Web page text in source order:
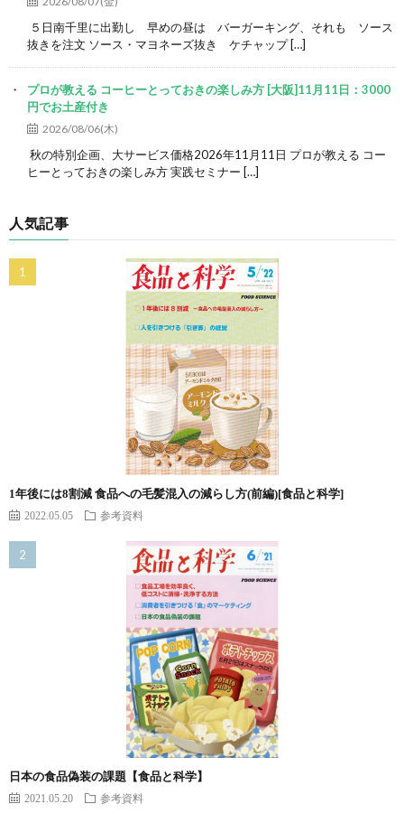
５日南千里に出勤し 早めの昼は バーガーキング、それも ソース
抜きを注文 ソース・マヨネーズ抜き ケチャップ […]
プロが教える コーヒーとっておきの楽しみ方 [大阪]11月11日：3000
円でお土産付き
2026/08/06(木)
秋の特別企画、大サービス価格2026年11月11日 プロが教える コー
ヒーとっておきの楽しみ方 実践セミナー […]
人気記事
1年後には8割減 食品への毛髪混入の減らし方(前編)[食品と科学]
2022.05.05 参考資料
日本の食品偽装の課題【食品と科学】
2021.05.20 参考資料